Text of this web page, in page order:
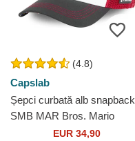
(4.8)
Capslab
Șepci curbată alb snapback
SMB MAR Bros. Mario
Super Mario Bros. de
EUR 34,90